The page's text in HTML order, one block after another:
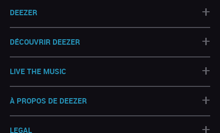
DEEZER +
DÉCOUVRIR DEEZER +
LIVE THE MUSIC +
À PROPOS DE DEEZER +
LEGAL +